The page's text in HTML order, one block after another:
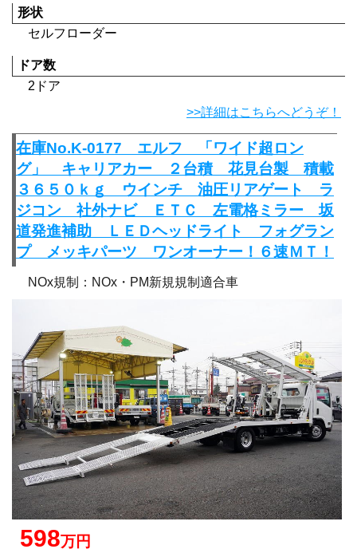
形状
セルフローダー
ドア数
2ドア
>>詳細はこちらへどうぞ！
在庫No.K-0177 エルフ 「ワイド超ロン
グ」 キャリアカー ２台積 花見台製 積載
３６５０ｋｇ ウインチ 油圧リアゲート ラ
ジコン 社外ナビ ＥＴＣ 左電格ミラー 坂
道発進補助 ＬＥＤヘッドライト フォグラン
プ メッキパーツ ワンオーナー！６速ＭＴ！
NOx規制：NOx・PM新規規制適合車
598万円